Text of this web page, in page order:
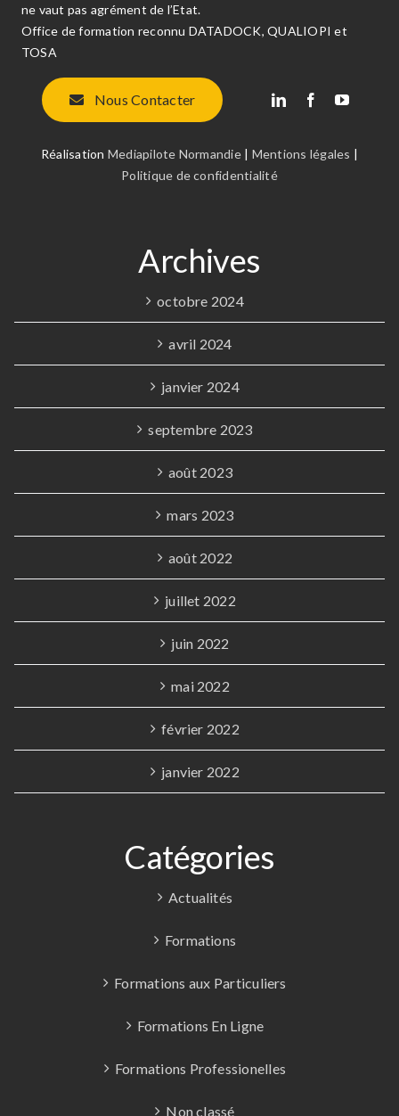
ne vaut pas agrément de l’Etat.
Office de formation reconnu DATADOCK, QUALIOPI et
TOSA
Nous Contacter
Réalisation Mediapilote Normandie| Mentions légales |
Politique de confidentialité
Archives
octobre 2024
avril 2024
janvier 2024
septembre 2023
août 2023
mars 2023
août 2022
juillet 2022
juin 2022
mai 2022
février 2022
janvier 2022
Catégories
Actualités
Formations
Formations aux Particuliers
Formations En Ligne
Formations Professionelles
Non classé